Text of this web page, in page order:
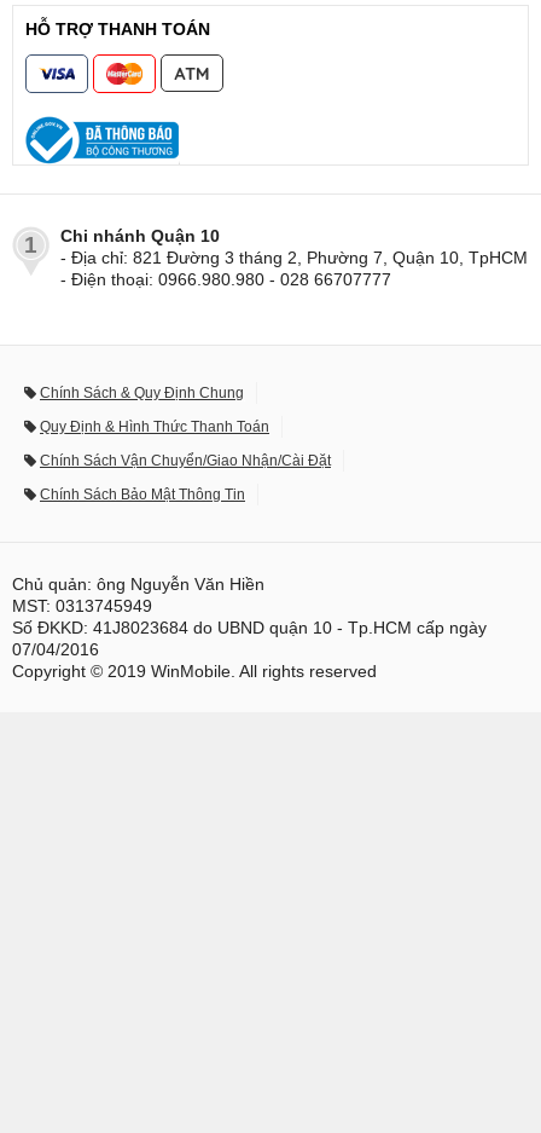
HỖ TRỢ THANH TOÁN
1
Chi nhánh Quận 10
- Địa chỉ: 821 Đường 3 tháng 2, Phường 7, Quận 10, TpHCM
- Điện thoại: 0966.980.980 - 028 66707777
Chính Sách & Quy Định Chung
Quy Định & Hình Thức Thanh Toán
Chính Sách Vận Chuyển/Giao Nhận/Cài Đặt
Chính Sách Bảo Mật Thông Tin
Chủ quản: ông Nguyễn Văn Hiền
MST: 0313745949
Số ĐKKD: 41J8023684 do UBND quận 10 - Tp.HCM cấp ngày
07/04/2016
Copyright © 2019 WinMobile. All rights reserved